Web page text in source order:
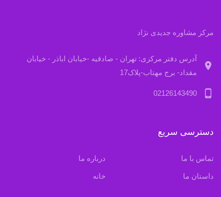
مرکز مشاوره جدیدی نژاد
location_on
آدرس دفتر مرکزی: تهران - صادقیه -خیابان اباذر - خیابان
مقداد- برج مهتاب-پلاک17
phone_android
02126143490
دسترسی سریع
تماس با ما درباره ما
داستان ما خانه